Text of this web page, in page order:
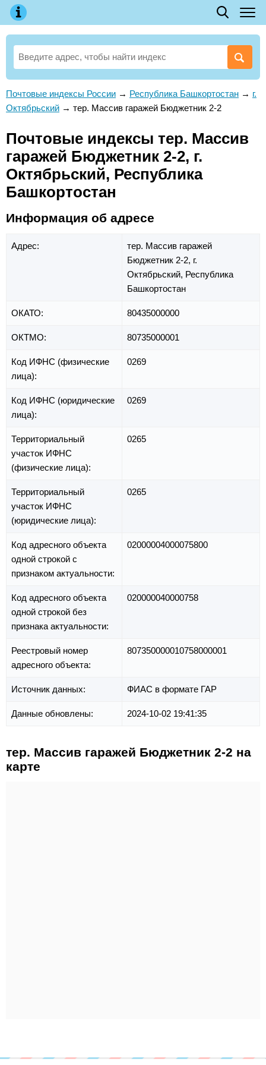
Почтовые индексы России → Республика Башкортостан → г.
Октябрьский → тер. Массив гаражей Бюджетник 2-2
Почтовые индексы тер. Массив
гаражей Бюджетник 2-2, г.
Октябрьский, Республика
Башкортостан
Информация об адресе
Адрес:
тер. Массив гаражей
Бюджетник 2-2, г.
Октябрьский, Республика
Башкортостан
ОКАТО: 80435000000
ОКТМО: 80735000001
Код ИФНС (физические
лица):
0269
Код ИФНС (юридические
лица):
0269
Территориальный
участок ИФНС
(физические лица):
0265
Территориальный
участок ИФНС
(юридические лица):
0265
Код адресного объекта
одной строкой с
признаком актуальности:
02000004000075800
Код адресного объекта
одной строкой без
признака актуальности:
020000040000758
Реестровый номер
адресного объекта:
807350000010758000001
Источник данных: ФИАС в формате ГАР
Данные обновлены: 2024-10-02 19:41:35
тер. Массив гаражей Бюджетник 2-2 на
карте